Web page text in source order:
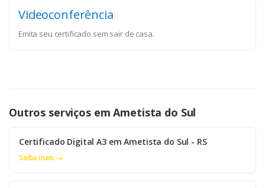
Videoconferência
Emita seu certificado sem sair de casa.
Outros serviços em Ametista do Sul
Certificado Digital A3 em Ametista do Sul - RS
Saiba mais →